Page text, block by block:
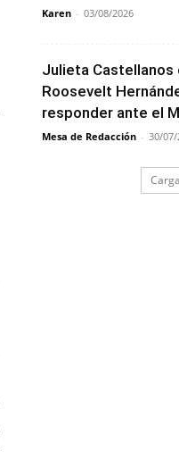
Karen - 03/08/2026
Julieta Castellanos
Roosevelt
responder ante el
Mesa de Redacción - 30/07/